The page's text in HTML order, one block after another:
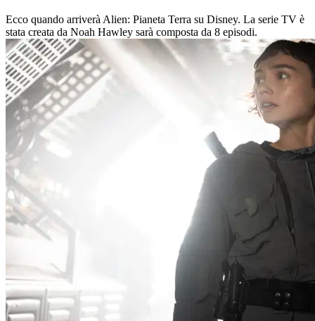
Ecco quando arriverà Alien: Pianeta Terra su Disney. La serie TV è
stata creata da Noah Hawley sarà composta da 8 episodi.